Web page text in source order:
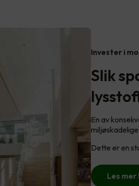
Invester i
Slik
En av
Dette er en
Les mer